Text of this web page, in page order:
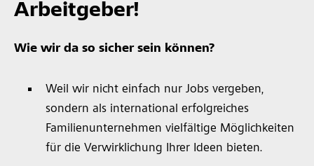
Arbeitgeber!
Wie wir da so sicher sein können?
Weil wir nicht einfach nur Jobs vergeben,
sondern als international erfolgreiches
Familienunternehmen vielfältige Möglichkeiten
für die Verwirklichung Ihrer Ideen bieten.